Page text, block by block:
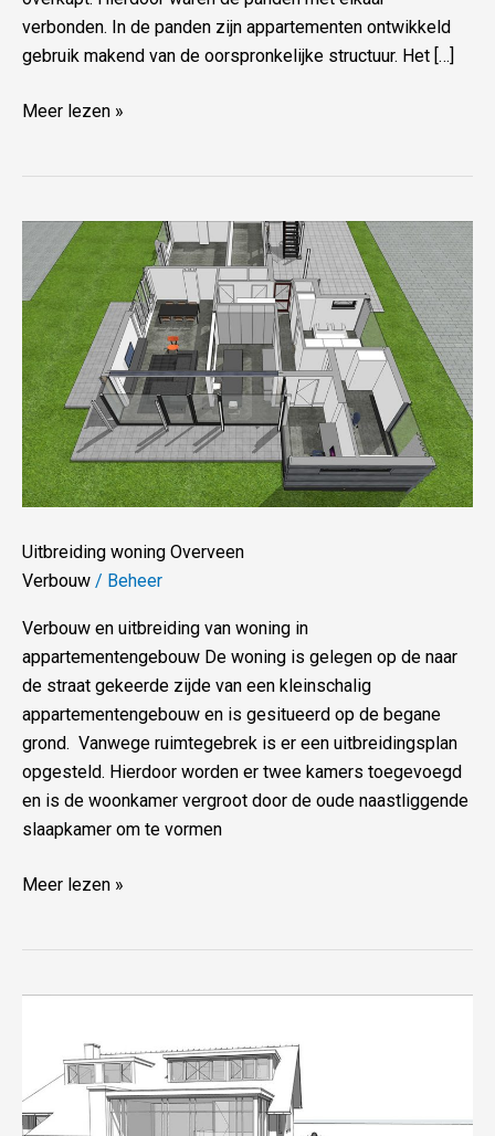
verbonden. In de panden zijn appartementen ontwikkeld
gebruik makend van de oorspronkelijke structuur. Het […]
Meer lezen »
Uitbreiding woning Overveen
Verbouw / Beheer
Verbouw en uitbreiding van woning in
appartementengebouw De woning is gelegen op de naar
de straat gekeerde zijde van een kleinschalig
appartementengebouw en is gesitueerd op de begane
grond. Vanwege ruimtegebrek is er een uitbreidingsplan
opgesteld. Hierdoor worden er twee kamers toegevoegd
en is de woonkamer vergroot door de oude naastliggende
slaapkamer om te vormen
Uitbreiding
woning
Overveen
Meer lezen »
Aerdenhout